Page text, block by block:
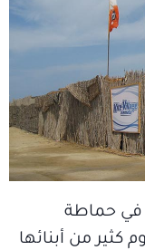
في حماطة
كثير من أبنائها